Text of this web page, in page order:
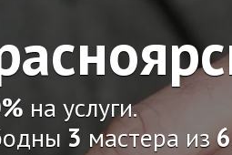
на услуги.
3 мастера из6